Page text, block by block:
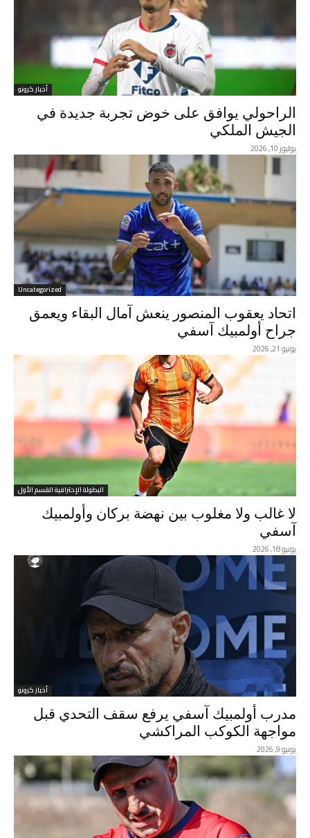
أخبار كرونو
الراحولي يوافق على خوض تجربة جديدة في
الجيش الملكي
يوليوز 10, 2026
Uncategorized
اتحاد يعقوب المنصور ينعش آمال البقاء ويعمق
جراح أولمبيك آسفي
يونيو 21, 2026
البطولة الإحترافية القسم الأول
لا غالب ولا مغلوب بين نهضة بركان وأولمبيك
آسفي
يونيو 18, 2026
أخبار كرونو
مدرب أولمبيك آسفي يرفع سقف التحدي قبل
مواجهة الكوكب المراكشي
يونيو 9, 2026